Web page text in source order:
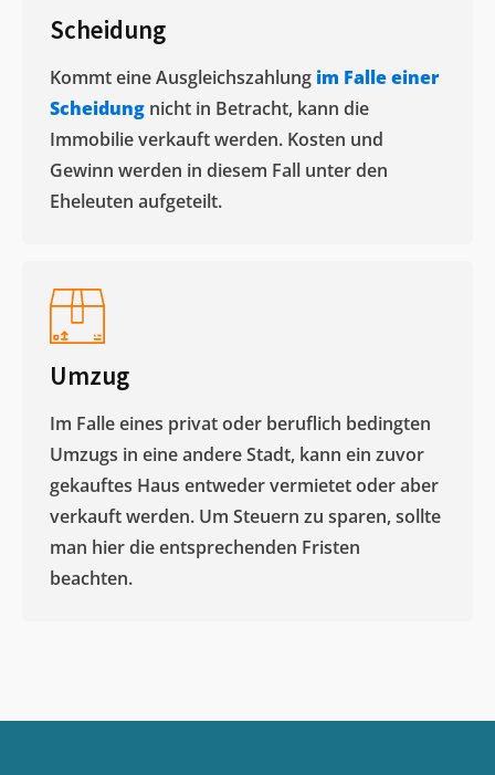
Scheidung
Kommt eine Ausgleichszahlung im Falle einer
Scheidung nicht in Betracht, kann die
Immobilie verkauft werden. Kosten und
Gewinn werden in diesem Fall unter den
Eheleuten aufgeteilt.​
Umzug
Im Falle eines privat oder beruflich bedingten
Umzugs in eine andere Stadt, kann ein zuvor
gekauftes Haus entweder vermietet oder aber
verkauft werden. Um Steuern zu sparen, sollte
man hier die entsprechenden Fristen
beachten.